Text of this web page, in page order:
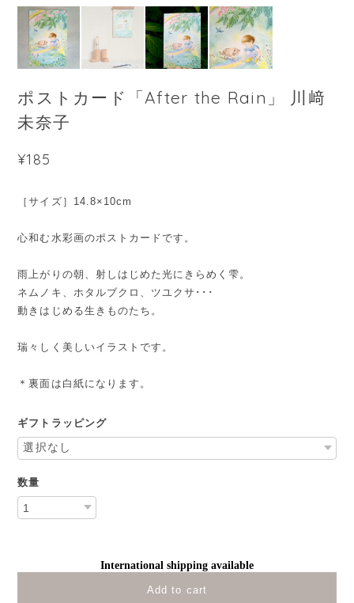
ポストカード「After the Rain」 川﨑
未奈子
¥185
［サイズ］14.8×10cm
心和む水彩画のポストカードです。
雨上がりの朝、射しはじめた光にきらめく雫。
ネムノキ、ホタルブクロ、ツユクサ･･･
動きはじめる生きものたち。
瑞々しく美しいイラストです。
＊裏面は白紙になります。
ギフトラッピング
数量
International shipping available
Add to cart